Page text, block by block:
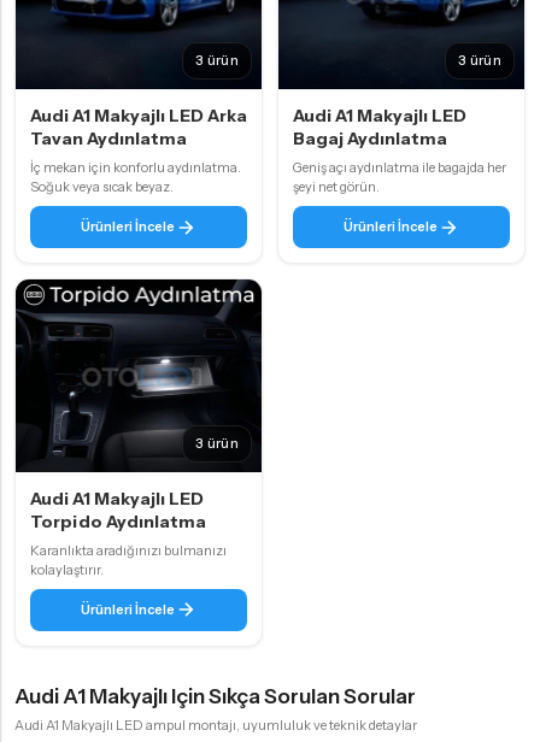
3 ürün
Audi A1 Makyajlı LED Arka
Tavan Aydınlatma
İç mekan için konforlu aydınlatma.
Soğuk veya sıcak beyaz.
Ürünleri İncele
3 ürün
Audi A1 Makyajlı LED
Bagaj Aydınlatma
Geniş açı aydınlatma ile bagajda her
şeyi net görün.
Ürünleri İncele
3 ürün
Audi A1 Makyajlı LED
Torpido Aydınlatma
Karanlıkta aradığınızı bulmanızı
kolaylaştırır.
Ürünleri İncele
Audi A1 Makyajlı Için Sıkça Sorulan Sorular
Audi A1 Makyajlı LED ampul montajı, uyumluluk ve teknik detaylar